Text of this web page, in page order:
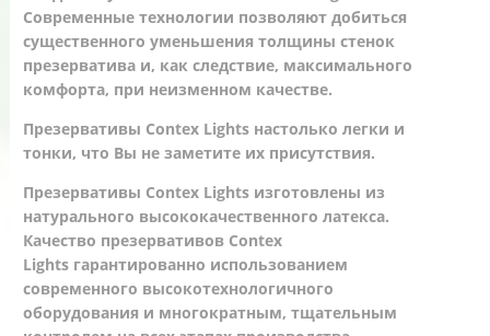
Современные технологии позволяют добиться
существенного уменьшения толщины стенок
презерватива и, как следствие, максимального
комфорта, при неизменном качестве.
Презервативы Contex Lights настолько легки и
тонки, что Вы не заметите их присутствия.
Презервативы Contex Lights изготовлены из
натурального высококачественного латекса.
Качество презервативов Contex
Lights гарантированно использованием
современного высокотехнологичного
оборудования и многократным, тщательным